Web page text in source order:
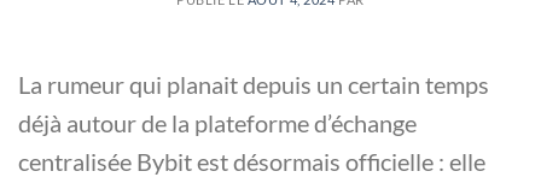
La rumeur qui planait depuis un certain temps
déjà autour de la plateforme d’échange
centralisée Bybit est désormais officielle : elle